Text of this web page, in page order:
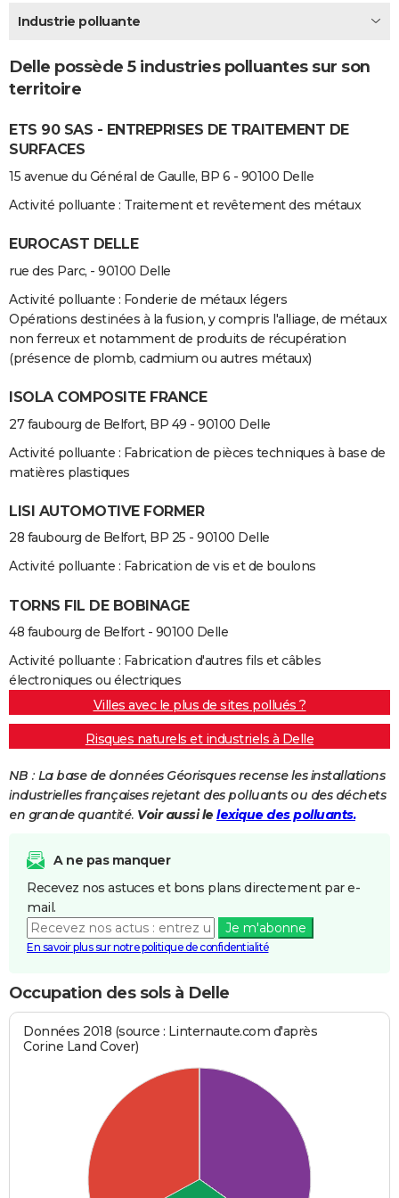
Destinations
City break
Voyage nature
Voyage de noces
Forum
Climat
+PHOTO
GUIDES D'ACHAT
BONS PLANS
CARTE DE VOEUX
Dictionnaire
Biographies
Citations
Expressions
Proverbes
PROGRAMME TV
COPAINS D'AVANT
S'inscrire
Se connecter
Lycées
Collèges
Primaires
Universités
Entreprises
Service militaire
Avis de recherche
AVIS DE DÉCÈS
Bricolage
Lifestyle
Culture
Sport
Auto
Television
Voyage
Cinema
Industrie polluante
Delle possède 5 industries polluantes sur son
territoire
ETS 90 SAS - ENTREPRISES DE TRAITEMENT DE
SURFACES
15 avenue du Général de Gaulle, BP 6 - 90100 Delle
Activité polluante : Traitement et revêtement des métaux
EUROCAST DELLE
rue des Parc, - 90100 Delle
Activité polluante : Fonderie de métaux légers
Opérations destinées à la fusion, y compris l'alliage, de métaux
non ferreux et notamment de produits de récupération
(présence de plomb, cadmium ou autres métaux)
ISOLA COMPOSITE FRANCE
27 faubourg de Belfort, BP 49 - 90100 Delle
Activité polluante : Fabrication de pièces techniques à base de
matières plastiques
LISI AUTOMOTIVE FORMER
28 faubourg de Belfort, BP 25 - 90100 Delle
Activité polluante : Fabrication de vis et de boulons
TORNS FIL DE BOBINAGE
48 faubourg de Belfort - 90100 Delle
Activité polluante : Fabrication d'autres fils et câbles
électroniques ou électriques
Villes avec le plus de sites pollués ?
Risques naturels et industriels à Delle
NB : La base de données Géorisques recense les installations
industrielles françaises rejetant des polluants ou des déchets
en grande quantité. Voir aussi le lexique des polluants.
A ne pas manquer
Recevez nos astuces et bons plans directement par e-
mail.
Je m'abonne
En savoir plus sur notre politique de confidentialité
Occupation des sols à Delle
Données 2018 (source : Linternaute.com d'après
Corine Land Cover)